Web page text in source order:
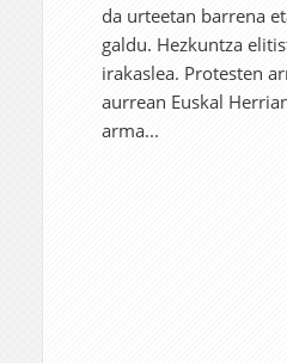
da urteetan barrena
galdu. Hezkuntza
irakaslea. Protesten
aurrean Euskal
arma...